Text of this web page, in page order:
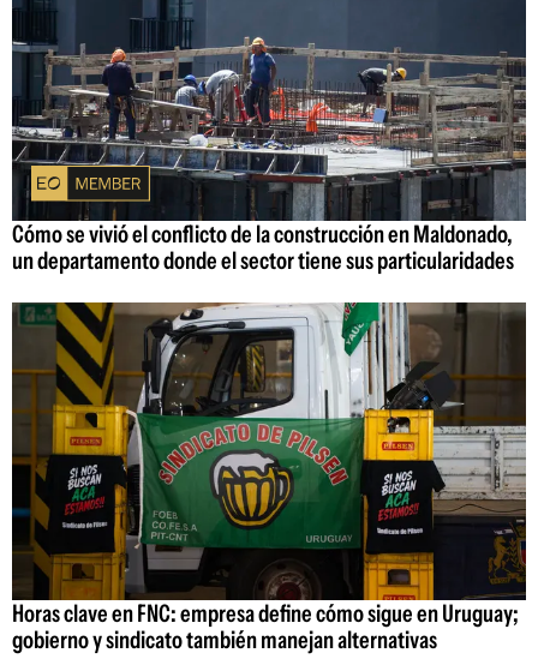
Cómo se vivió el conflicto de la construcción en Maldonado,
un departamento donde el sector tiene sus particularidades
Horas clave en FNC: empresa define cómo sigue en Uruguay;
gobierno y sindicato también manejan alternativas